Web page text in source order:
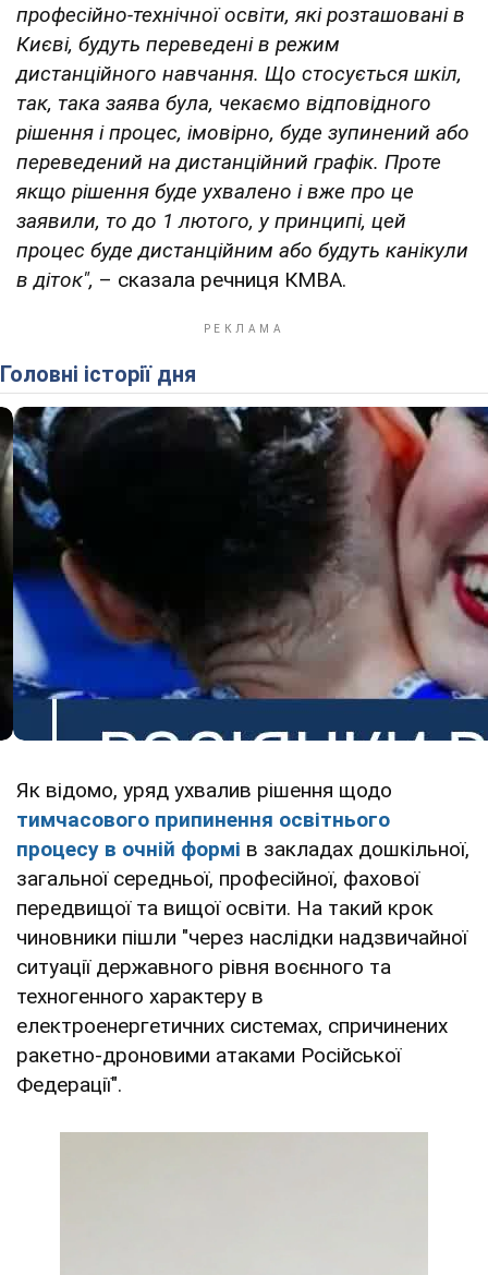
професійно-технічної освіти, які розташовані в
Києві, будуть переведені в режим
дистанційного навчання. Що стосується шкіл,
так, така заява була, чекаємо відповідного
рішення і процес, імовірно, буде зупинений або
переведений на дистанційний графік. Проте
якщо рішення буде ухвалено і вже про це
заявили, то до 1 лютого, у принципі, цей
процес буде дистанційним або будуть канікули
в діток", – сказала речниця КМВА.
Головні історії дня
Як відомо, уряд ухвалив рішення щодо
тимчасового припинення освітнього
процесу в очній формі в закладах дошкільної,
загальної середньої, професійної, фахової
передвищої та вищої освіти. На такий крок
чиновники пішли "через наслідки надзвичайної
ситуації державного рівня воєнного та
техногенного характеру в
електроенергетичних системах, спричинених
ракетно-дроновими атаками Російської
Федерації".